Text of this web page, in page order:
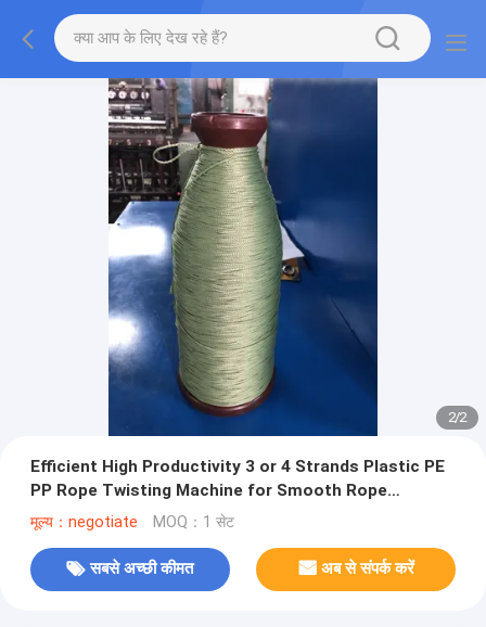
2/2
Efficient High Productivity 3 or 4 Strands Plastic PE
PP Rope Twisting Machine for Smooth Rope
Production
मूल्य：negotiate MOQ：1 सेट
सबसे अच्छी कीमत अब से संपर्क करें